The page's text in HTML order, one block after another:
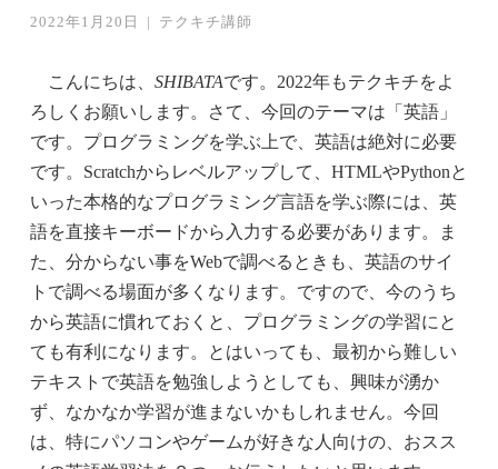
2022年1月20日 | テクキチ講師
こんにちは、 SHIBATAです。2022年もテクキチをよ
ろしくお願いします。さて、今回のテーマは「英語」
です。プログラミングを学ぶ上で、英語は絶対に必要
です。Scratchからレベルアップして、HTMLやPythonと
いった本格的なプログラミング言語を学ぶ際には、英
語を直接キーボードから入力する必要があります。ま
た、分からない事をWebで調べるときも、英語のサイ
トで調べる場面が多くなります。ですので、今のうち
から英語に慣れておくと、プログラミングの学習にと
ても有利になります。とはいっても、最初から難しい
テキストで英語を勉強しようとしても、興味が湧か
ず、なかなか学習が進まないかもしれません。今回
は、特にパソコンやゲームが好きな人向けの、おスス